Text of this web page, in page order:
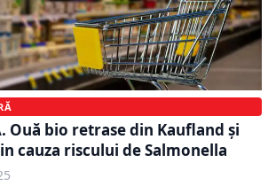
Ouă bio retrase din Kaufland și
cauza riscului de Salmonella